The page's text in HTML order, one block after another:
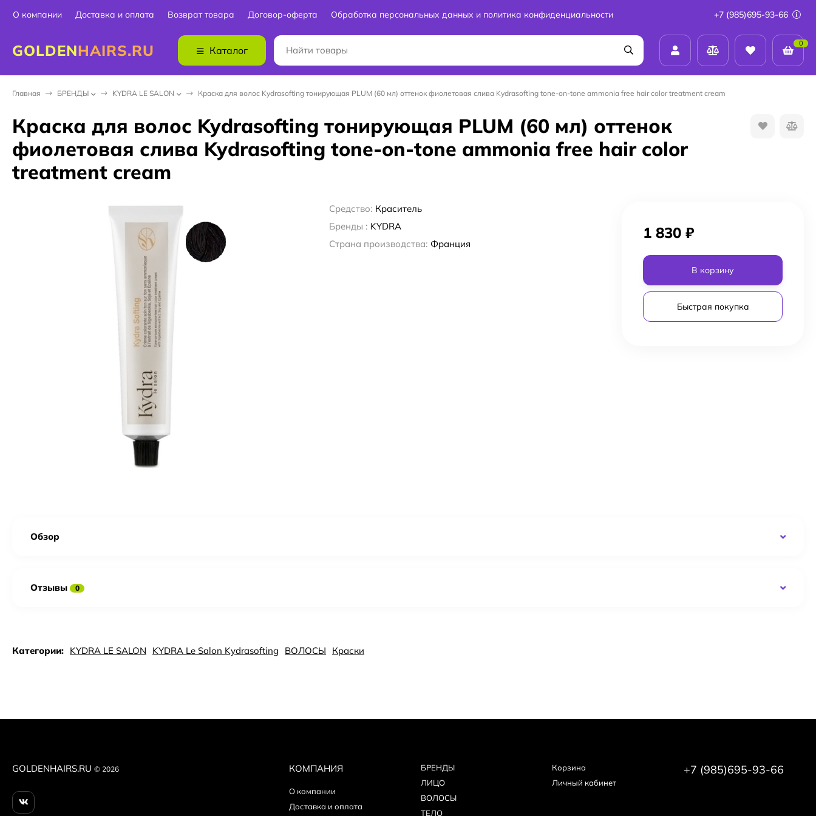
О компании Доставка и оплата Возврат товара Договор-оферта Обработка персональных данных и политика конфиденциальности +7 (985)695-93-66
GOLDENHAIRS.RU Каталог
0
Главная БPEНДЫ KYDRA LE SALON Краска для волос Kydrasofting тонирующая PLUM (60 мл) оттенок фиолетовая слива Kydrasofting tone-on-tone ammonia free hair color treatment cream
Краска для волос Kydrasofting тонирующая PLUM (60 мл) оттенок
фиолетовая слива Kydrasofting tone-on-tone ammonia free hair color
treatment cream
Средство: Краситель
Бренды : KYDRA
Страна производства: Франция
1 830 ₽
В корзину
Быстрая покупка
Обзор
Отзывы 0
Категории: KYDRA LE SALON KYDRA Le Salon Kydrasofting ВОЛОСЫ Краски
GOLDENHAIRS.RU © 2026 КОМПАНИЯ
О компании
Доставка и оплата
БPEНДЫ
ЛИЦО
ВОЛОСЫ
ТЕЛО
Корзина
Личный кабинет
+7 (985)695-93-66